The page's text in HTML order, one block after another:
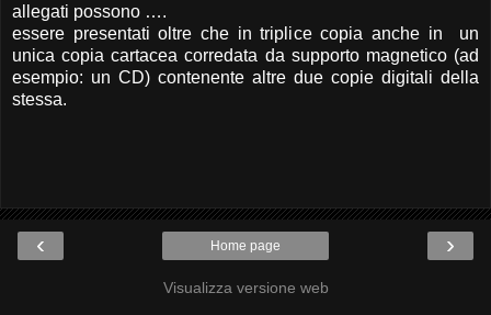
allegati possono ….
essere presentati oltre che in triplice copia anche in un
unica copia cartacea corredata da supporto magnetico (ad
esempio: un CD) contenente altre due copie digitali della
stessa.
‹ ›
Home page
Visualizza versione web